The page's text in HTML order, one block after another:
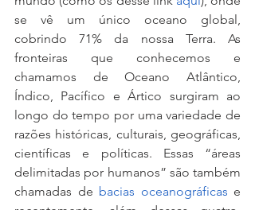
se vê um único oceano global,
cobrindo 71% da nossa Terra. As
fronteiras que conhecemos e
chamamos de Oceano Atlântico,
Índico, Pacífico e Ártico surgiram ao
longo do tempo por uma variedade de
razões históricas, culturais, geográficas,
científicas e políticas. Essas “áreas
delimitadas por humanos” são também
chamadas de bacias oceanográficas e